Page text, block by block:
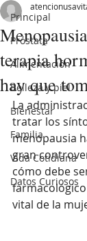
Principal
Próstata
Alimentación
Belleza y piel
Bienestar
Familia
Vida Cotidiana
Datos Curiosos
terapia
hay que
La
tratar los
menopausia
gran
cómo debe
vital de la